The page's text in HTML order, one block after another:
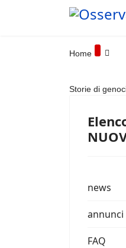
Home
Storie di
news
annunci
FAQ